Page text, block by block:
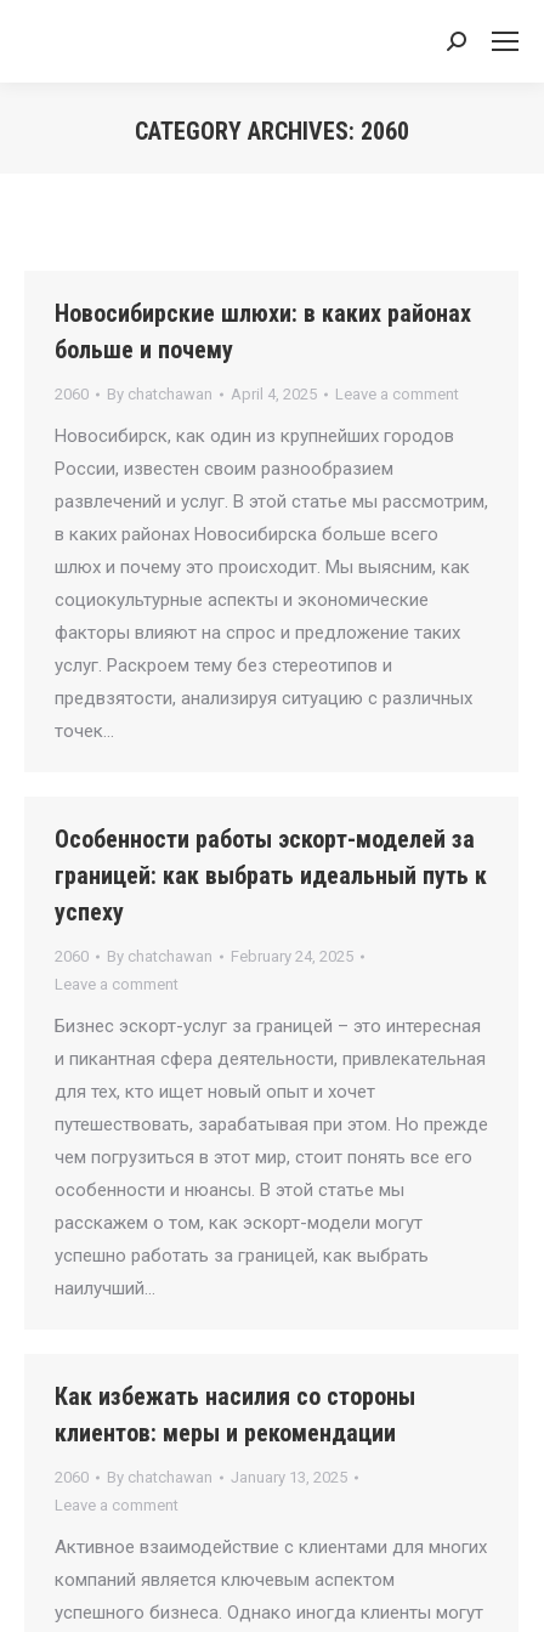
Search:
CATEGORY ARCHIVES: 2060
Новосибирские шлюхи: в каких районах
больше и почему
2060 By chatchawan April 4, 2025 Leave a comment
Новосибирск, как один из крупнейших городов
России, известен своим разнообразием
развлечений и услуг. В этой статье мы рассмотрим,
в каких районах Новосибирска больше всего
шлюх и почему это происходит. Мы выясним, как
социокультурные аспекты и экономические
факторы влияют на спрос и предложение таких
услуг. Раскроем тему без стереотипов и
предвзятости, анализируя ситуацию с различных
точек…
Особенности работы эскорт-моделей за
границей: как выбрать идеальный путь к
успеху
2060 By chatchawan
February 24, 2025
Leave a comment
Бизнес эскорт-услуг за границей – это интересная
и пикантная сфера деятельности, привлекательная
для тех, кто ищет новый опыт и хочет
путешествовать, зарабатывая при этом. Но прежде
чем погрузиться в этот мир, стоит понять все его
особенности и нюансы. В этой статье мы
расскажем о том, как эскорт-модели могут
успешно работать за границей, как выбрать
наилучший…
Как избежать насилия со стороны
клиентов: меры и рекомендации
2060 By chatchawan
January 13, 2025
Leave a comment
Активное взаимодействие с клиентами для многих
компаний является ключевым аспектом
успешного бизнеса. Однако иногда клиенты могут